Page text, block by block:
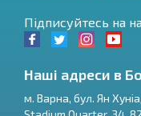
Підписуйтесь на
Наші адреси в
м. Варна, бул. Ян